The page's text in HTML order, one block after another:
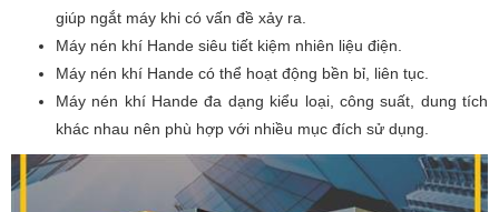
giúp ngắt máy khi có vấn đề xảy ra.
Máy nén khí Hande siêu tiết kiệm nhiên liệu điện.
Máy nén khí Hande có thể hoạt động bền bỉ, liên tục.
Máy nén khí Hande đa dạng kiểu loại, công suất, dung tích
khác nhau nên phù hợp với nhiều mục đích sử dụng.